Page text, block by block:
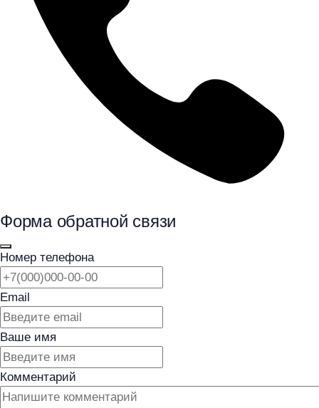
Форма обратной связи
Номер телефона
Email
Ваше имя
Комментарий